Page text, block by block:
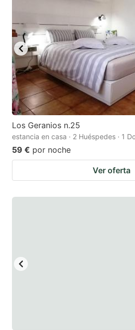
Los Geranios n.25
estancia en casa · 2 Huéspedes · 1
59 € por noche
Ver oferta